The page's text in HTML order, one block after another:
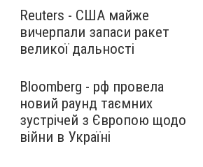
Reuters - США майже
вичерпали запаси ракет
великої дальності
Bloomberg - рф провела
новий раунд таємних
зустрічей з Європою щодо
війни в Україні